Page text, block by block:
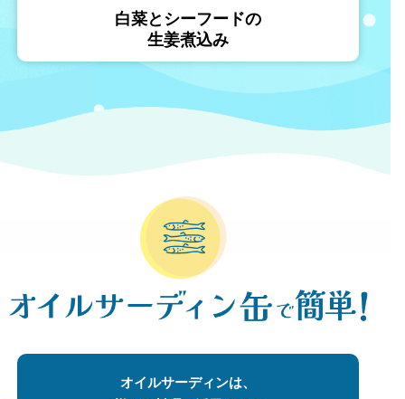
白菜とシーフードの
生姜煮込み
オイルサーディンは、